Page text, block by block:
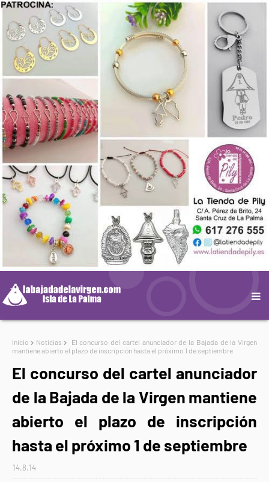
Inicio Noticias
El concurso del cartel anunciador de la Bajada de la Virgen
mantiene abierto el plazo de inscripción hasta el próximo 1 de septiembre
El concurso del cartel anunciador
de la Bajada de la Virgen mantiene
abierto el plazo de inscripción
hasta el próximo 1 de septiembre
14.8.14